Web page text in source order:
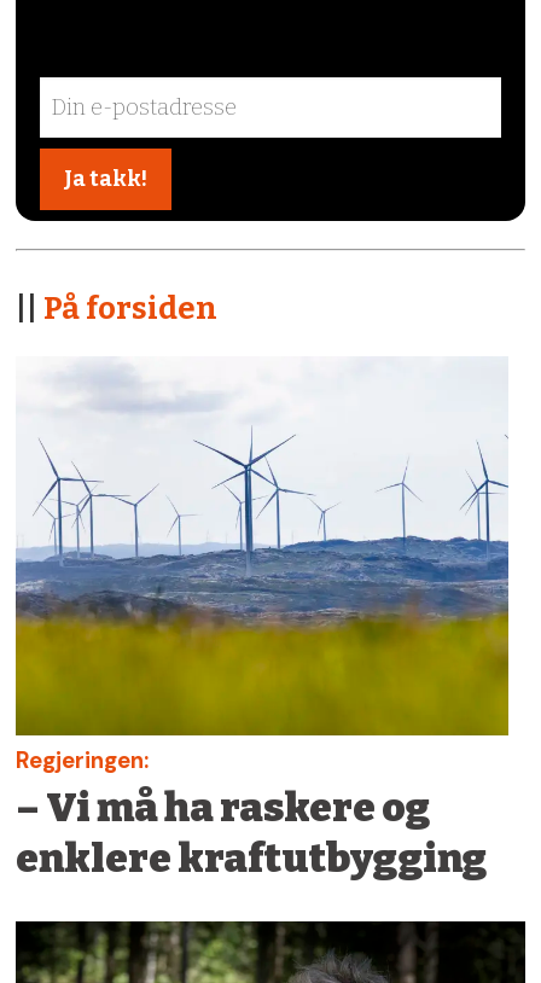
På forsiden
Regjeringen:
– Vi må ha raskere og
enklere kraftutbygging